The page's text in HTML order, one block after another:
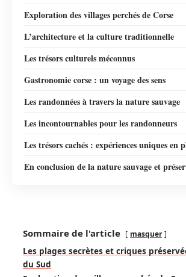
Exploration des villages perchés de Corse
L’architecture et la culture traditionnelle
Les trésors culturels méconnus
Gastronomie corse : un voyage des sens
Les randonnées à travers la nature sauvage
Les incontournables pour les randonneurs
Les trésors cachés : expériences uniques en
En conclusion de la nature sauvage et
Sommaire de l'article masquer
Les plages secrètes et criques
du Sud